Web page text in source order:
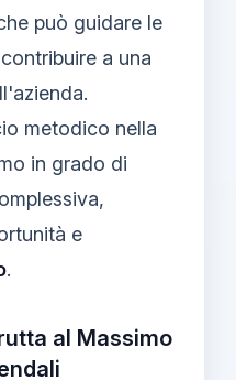
può guidare le
a una
metodico nella
in grado di
e
.
al Massimo